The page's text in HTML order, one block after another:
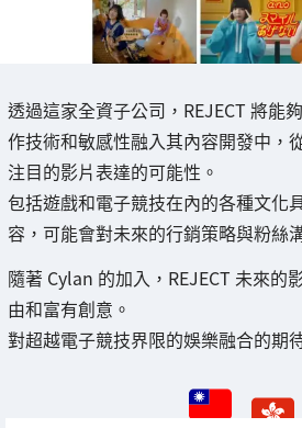
透過這家全資子公司，REJECT 將能
作技術和敏感性融入其內容開發中，
注目的影片表達的可能性。
包括遊戲和電子競技在內的各種文化
容，可能會對未來的行銷策略與粉絲
隨著 Cylan 的加入，REJECT 未來的
由和富有創意。
對超越電子競技界限的娛樂融合的期